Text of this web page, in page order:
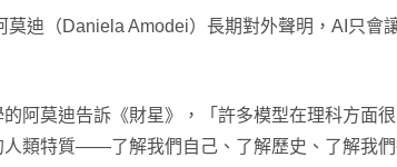
莫迪（Daniela Amodei）長期對外聲明，AI只會
阿莫迪告訴《財星》，「許多模型在理科方面
人類特質——了解我們自己、了解歷史、了解我